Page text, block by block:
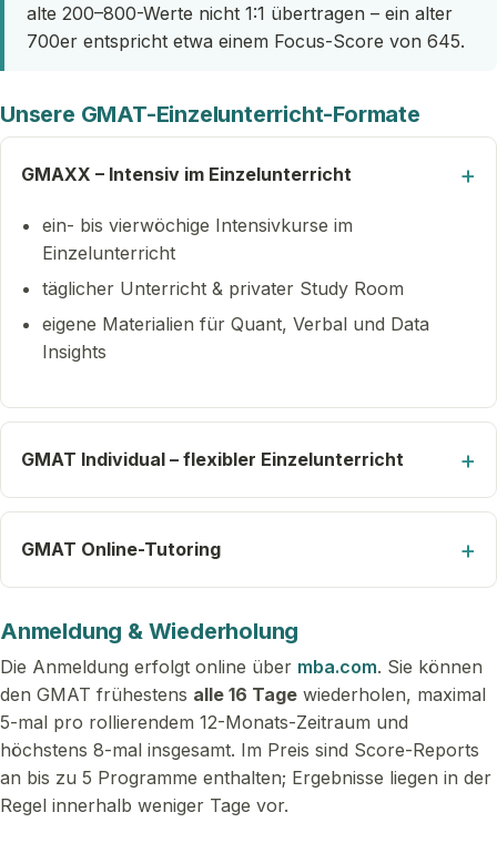
alte 200–800-Werte nicht 1:1 übertragen – ein alter
700er entspricht etwa einem Focus-Score von 645.
Unsere GMAT-Einzelunterricht-Formate
GMAXX – Intensiv im Einzelunterricht
ein- bis vierwöchige Intensivkurse im
Einzelunterricht
täglicher Unterricht & privater Study Room
eigene Materialien für Quant, Verbal und Data
Insights
GMAT Individual – flexibler Einzelunterricht
GMAT Online-Tutoring
Anmeldung & Wiederholung
Die Anmeldung erfolgt online über mba.com. Sie können
den GMAT frühestens alle 16 Tage wiederholen, maximal
5-mal pro rollierendem 12-Monats-Zeitraum und
höchstens 8-mal insgesamt. Im Preis sind Score-Reports
an bis zu 5 Programme enthalten; Ergebnisse liegen in der
Regel innerhalb weniger Tage vor.